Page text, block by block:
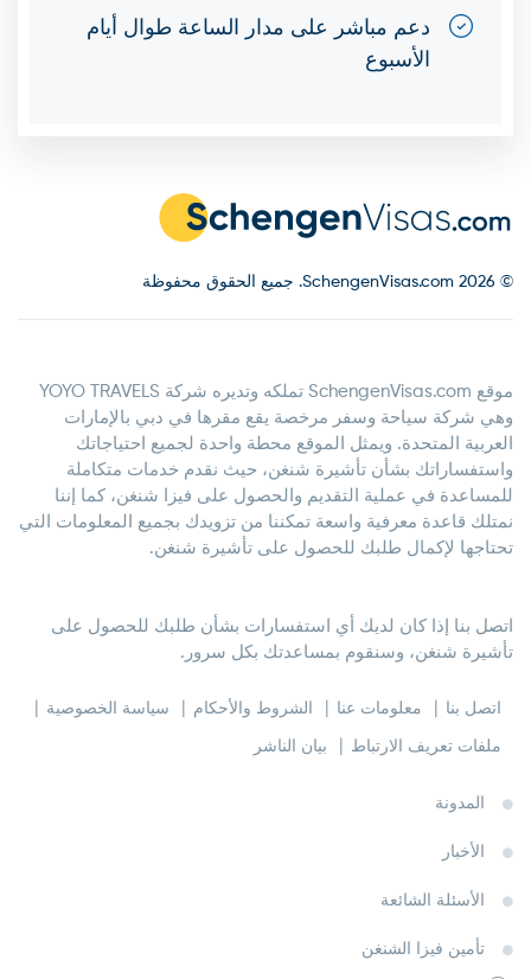
دعم مباشر على مدار الساعة طوال أيام
الأسبوع
© 2026 SchengenVisas.com. جميع الحقوق محفوظة
موقع SchengenVisas.com تملكه وتديره شركة YOYO TRAVELS
وهي شركة سياحة وسفر مرخصة يقع مقرها في دبي بالإمارات
العربية المتحدة. ويمثل الموقع محطة واحدة لجميع احتياجاتك
واستفساراتك بشأن تأشيرة شنغن، حيث نقدم خدمات متكاملة
للمساعدة في عملية التقديم والحصول على فيزا شنغن، كما إننا
نمتلك قاعدة معرفية واسعة تمكننا من تزويدك بجميع المعلومات التي
تحتاجها لإكمال طلبك للحصول على تأشيرة شنغن.
اتصل بنا إذا كان لديك أي استفسارات بشأن طلبك للحصول على
تأشيرة شنغن، وسنقوم بمساعدتك بكل سرور.
اتصل بنا معلومات عنا الشروط والأحكام سياسة الخصوصية
ملفات تعريف الارتباط بيان الناشر
المدونة
الأخبار
الأسئلة الشائعة
تأمين فيزا الشنغن